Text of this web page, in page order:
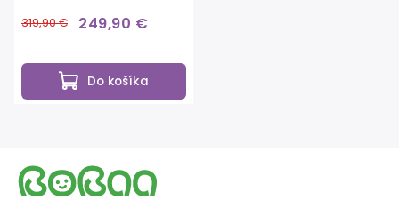
319,90 € 249,90 €
Do košíka